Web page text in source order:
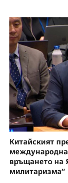
Китайският
връщането на
милитаризма“